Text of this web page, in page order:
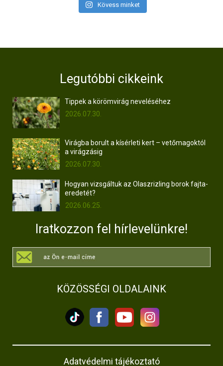
Kövess minket
Legutóbbi cikkeink
Tippek a körömvirág neveléséhez
2026.07.30.
Virágba borult a kísérleti kert – vetőmagoktól
a virágzásig
2026.07.30.
Hogyan vizsgáltuk az Olaszrizling borok fajta-
eredetét?
2026.06.25.
Iratkozzon fel hírlevelünkre!
KÖZÖSSÉGI OLDALAINK
Adatvédelmi tájékoztató